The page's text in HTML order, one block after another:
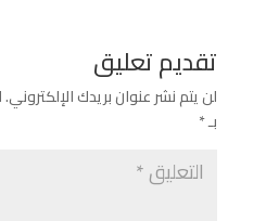
تقديم تعليق
لن يتم نشر عنوان بريدك الإلكتروني.
بـ*